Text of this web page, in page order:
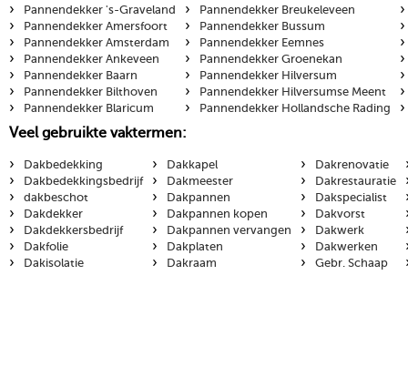
›
Pannendekker 's-Graveland
› Pannendekker Amersfoort
› Pannendekker Amsterdam
› Pannendekker Ankeveen
› Pannendekker Baarn
› Pannendekker Bilthoven
› Pannendekker Blaricum
› Pannendekker Breukeleveen
› Pannendekker Bussum
› Pannendekker Eemnes
› Pannendekker Groenekan
› Pannendekker Hilversum
› Pannendekker Hilversumse Meent
› Pannendekker Hollandsche Rading
›
›
›
›
›
›
›
Veel gebruikte vaktermen:
›
Dakbedekking
› Dakbedekkingsbedrijf
› dakbeschot
› Dakdekker
› Dakdekkersbedrijf
› Dakfolie
› Dakisolatie
› Dakkapel
› Dakmeester
› Dakpannen
› Dakpannen kopen
› Dakpannen vervangen
› Dakplaten
› Dakraam
› Dakrenovatie
› Dakrestauratie
› Dakspecialist
› Dakvorst
› Dakwerk
› Dakwerken
› Gebr. Schaap